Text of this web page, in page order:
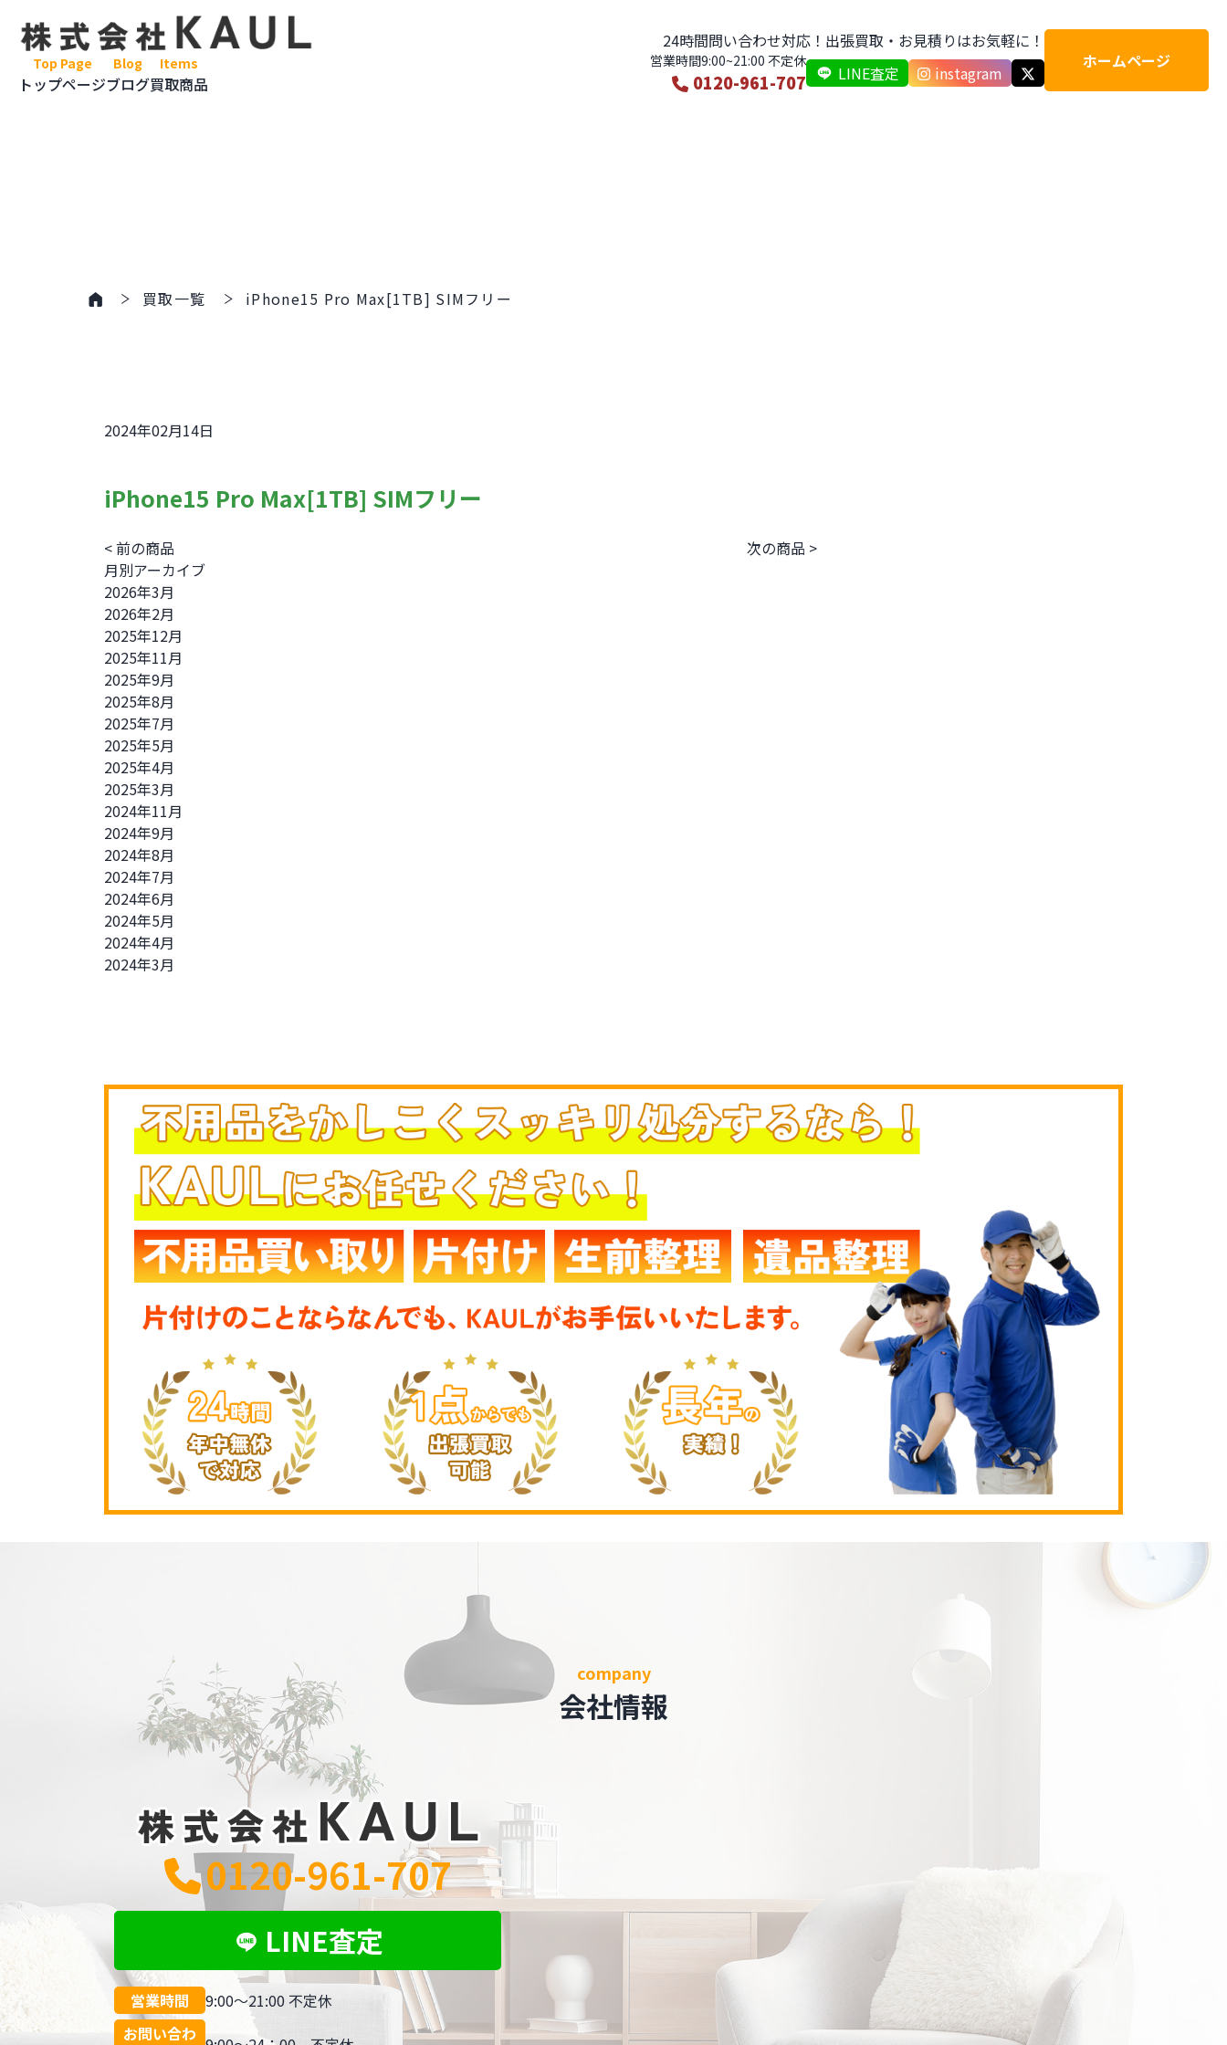
Top Page
トップページ
Blog
ブログ
Items
買取商品
家電製品
キッチン用品・厨房機器
24時間問い合わせ対応！出張買取・お見積りはお気軽に！
営業時間9:00~21:00 不定休
0120-961-707 LINE査定 instagram
ホームページ
買取一覧 iPhone15 Pro Max[1TB] SIMフリー
2024年02月14日
iPhone15 Pro Max[1TB] SIMフリー
< 前の商品
次の商品 >
月別アーカイブ
2026年3月
2026年2月
2025年12月
2025年11月
2025年9月
2025年8月
2025年7月
2025年5月
2025年4月
2025年3月
2024年11月
2024年9月
2024年8月
2024年7月
2024年6月
2024年5月
2024年4月
2024年3月
company
会社情報
0120-961-707
LINE査定
営業時間
9:00～21:00 不定休
お問い合わ